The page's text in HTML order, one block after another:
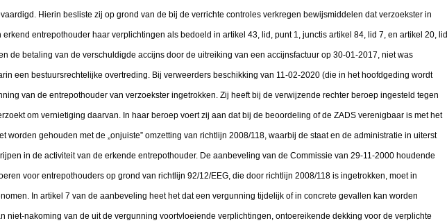
Hierin besliste zij op grond van de bij de verrichte controles verkregen bewijsmiddelen dat verzoekster in
entrepothouder haar verplichtingen als bedoeld in artikel 43, lid, punt 1, junctis artikel 84, lid 7, en artikel 20, lid
de betaling van de verschuldigde accijns door de uitreiking van een accijnsfactuur op 30-01-2017, niet was
een bestuursrechtelijke overtreding. Bij verweerders beschikking van 11-02-2020 (die in het hoofdgeding wordt
van de entrepothouder van verzoekster ingetrokken. Zij heeft bij de verwijzende rechter beroep ingesteld tegen
om vernietiging daarvan. In haar beroep voert zij aan dat bij de beoordeling of de ZADS verenigbaar is met het
worden gehouden met de „onjuiste” omzetting van richtlijn 2008/118, waarbij de staat en de administratie in uiterst
in de activiteit van de erkende entrepothouder. De aanbeveling van de Commissie van 29-11-2000 houdende
voor entrepothouders op grond van richtlijn 92/12/EEG, die door richtlijn 2008/118 is ingetrokken, moet in
In artikel 7 van de aanbeveling heet het dat een vergunning tijdelijk of in concrete gevallen kan worden
niet-nakoming van de uit de vergunning voortvloeiende verplichtingen, ontoereikende dekking voor de verplichte